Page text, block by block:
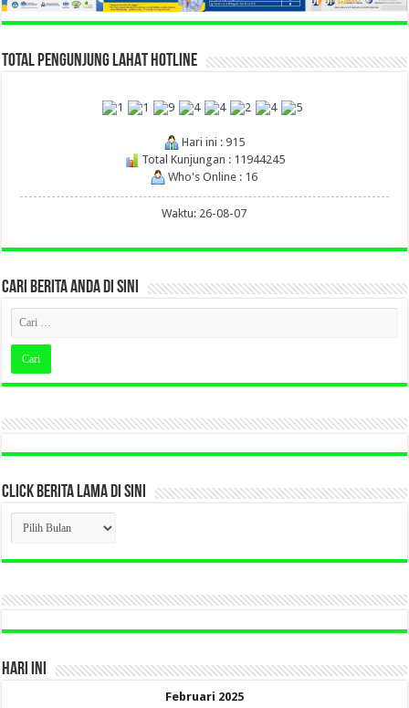
TOTAL PENGUNJUNG LAHAT HOTLINE
Hari ini : 915
Total Kunjungan : 11944245
Who's Online : 16
Waktu: 26-08-07
CARI BERITA ANDA DI SINI
CLICK BERITA LAMA DI SINI
CLICK
BERITA
LAMA
DI
HARI INI
Februari 2025